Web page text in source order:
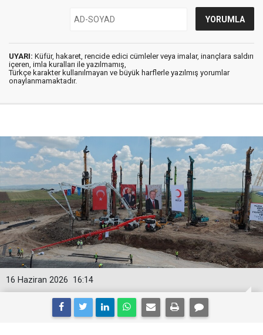
UYARI: Küfür, hakaret, rencide edici cümleler veya imalar, inançlara saldırı
içeren, imla kuralları ile yazılmamış,
Türkçe karakter kullanılmayan ve büyük harflerle yazılmış yorumlar
onaylanmamaktadır.
16:14
16 Haziran 2026